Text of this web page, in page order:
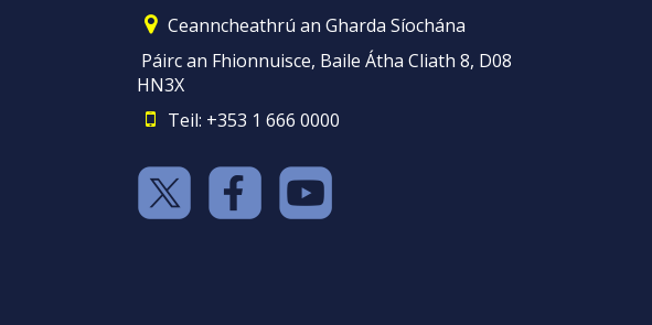
Ceanncheathrú an Gharda Síochána
Páirc an Fhionnuisce, Baile Átha Cliath 8, D08
HN3X
Teil: +353 1 666 0000